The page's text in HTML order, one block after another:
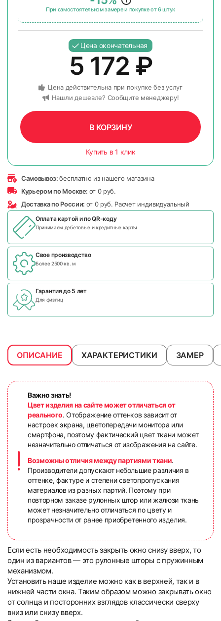
При самостоятельном замере и покупке от 6 штук
Цена окончательная
5 172 ₽
Цена действительна при покупке без услуг
Нашли дешевле? Сообщите менеджеру!
В КОРЗИНУ
Купить в 1 клик
Самовывоз:бесплатно из нашего магазина
Курьером по Москве: от 0 руб.
Доставка по России: от 0 руб. Расчет индивидуальный
Оплата картой и поQR-коду
Принимаем дебетовые и кредитные карты
Свое производство
Более 2500 кв. м
Гарантия до 5 лет
Для физлиц
ОПИСАНИЕ ХАРАКТЕРИСТИКИ ЗАМЕР
Важно знать!
Цвет изделия на сайте может отличаться от
реального. Отображение оттенков зависит от
настроек экрана, цветопередачи монитора или
смартфона, поэтому фактический цвет ткани может
незначительно отличаться от изображения на сайте.
Возможны отличия между партиями ткани.
Производители допускают небольшие различия в
оттенке, фактуре и степени светопропускания
материалов из разных партий. Поэтому при
повторном заказе рулонных штор или жалюзи ткань
может незначительно отличаться по цвету и
прозрачности от ранее приобретенного изделия.
Если есть необходимость закрыть окно снизу вверх, то
один из вариантов — это рулонные шторы с пружинным
механизмом.
Установить наше изделие можно как в верхней, так и в
нижней части окна. Таким образом можно закрывать окно
от солнца и посторонних взглядов классически сверху
вниз или снизу вверх.